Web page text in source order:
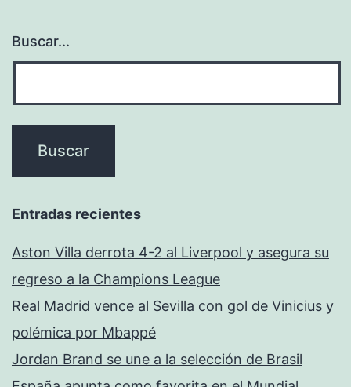
Buscar...
Entradas recientes
Aston Villa derrota 4-2 al Liverpool y asegura su
regreso a la Champions League
Real Madrid vence al Sevilla con gol de Vinicius y
polémica por Mbappé
Jordan Brand se une a la selección de Brasil